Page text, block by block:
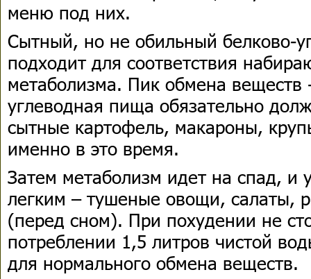
меню под них.
Сытный, но не обильный белково-
подходит для соответствия
метаболизма. Пик обмена веществ
углеводная пища обязательно
сытные картофель, макароны,
именно в это время.
Затем метаболизм идет на спад, и
легким – тушеные овощи, салаты,
(перед сном). При похудении не
потреблении 1,5 литров чистой
для нормального обмена веществ.